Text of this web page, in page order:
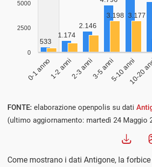
FONTE: elaborazione openpolis su dati
(ultimo aggiornamento: martedì 24 Maggio
Come mostrano i dati Antigone, la